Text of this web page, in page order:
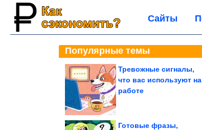
Сайты
Популярные темы
Тревожные сигналы,
что вас используют на
работе
Готовые фразы,